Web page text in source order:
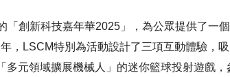
創新科技嘉年華2025」，為公眾提供了一
，LSCM特別為活動設計了三項互動體驗，
元領域擴展機械人」的迷你籃球投射遊戲，